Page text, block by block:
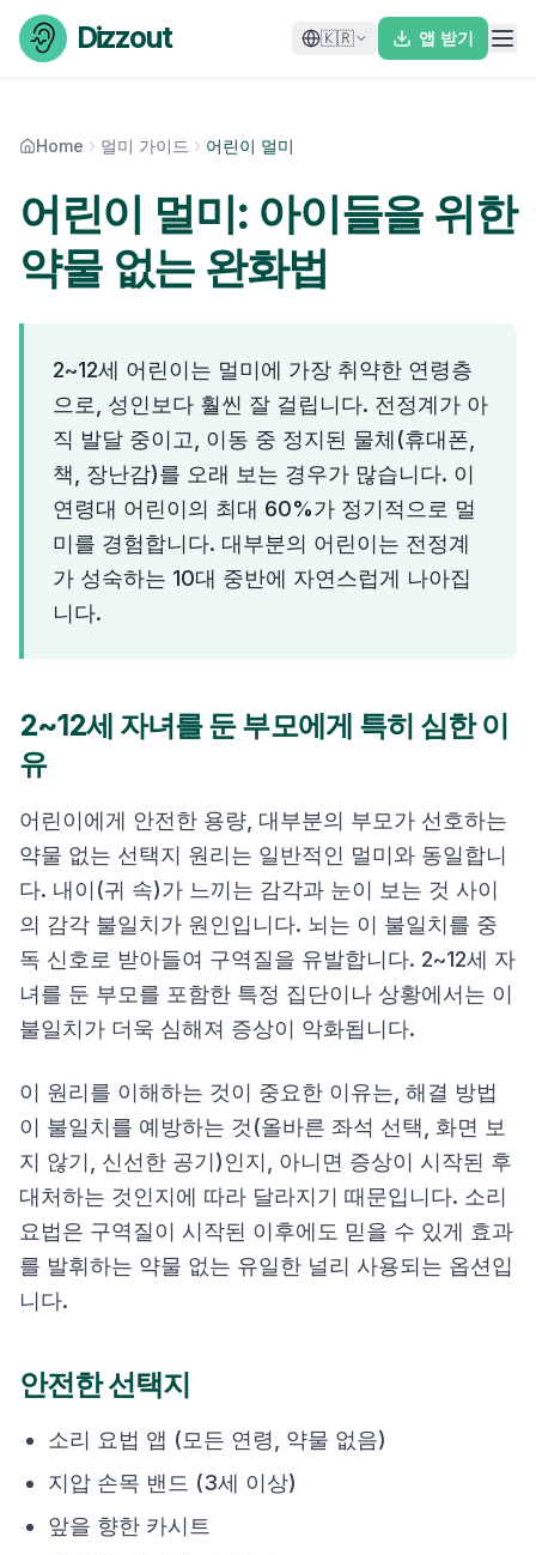
Skip to content
Dizzout 🇰🇷 앱 받기
Home 멀미 가이드 어린이 멀미
어린이 멀미: 아이들을 위한
약물 없는 완화법
2~12세 어린이는 멀미에 가장 취약한 연령층
으로, 성인보다 훨씬 잘 걸립니다. 전정계가 아
직 발달 중이고, 이동 중 정지된 물체(휴대폰,
책, 장난감)를 오래 보는 경우가 많습니다. 이
연령대 어린이의 최대 60%가 정기적으로 멀
미를 경험합니다. 대부분의 어린이는 전정계
가 성숙하는 10대 중반에 자연스럽게 나아집
니다.
2~12세 자녀를 둔 부모에게 특히 심한 이
유
어린이에게 안전한 용량, 대부분의 부모가 선호하는
약물 없는 선택지 원리는 일반적인 멀미와 동일합니
다. 내이(귀 속)가 느끼는 감각과 눈이 보는 것 사이
의 감각 불일치가 원인입니다. 뇌는 이 불일치를 중
독 신호로 받아들여 구역질을 유발합니다. 2~12세 자
녀를 둔 부모를 포함한 특정 집단이나 상황에서는 이
불일치가 더욱 심해져 증상이 악화됩니다.
이 원리를 이해하는 것이 중요한 이유는, 해결 방법
이 불일치를 예방하는 것(올바른 좌석 선택, 화면 보
지 않기, 신선한 공기)인지, 아니면 증상이 시작된 후
대처하는 것인지에 따라 달라지기 때문입니다. 소리
요법은 구역질이 시작된 이후에도 믿을 수 있게 효과
를 발휘하는 약물 없는 유일한 널리 사용되는 옵션입
니다.
안전한 선택지
소리 요법 앱 (모든 연령, 약물 없음)
지압 손목 밴드 (3세 이상)
앞을 향한 카시트